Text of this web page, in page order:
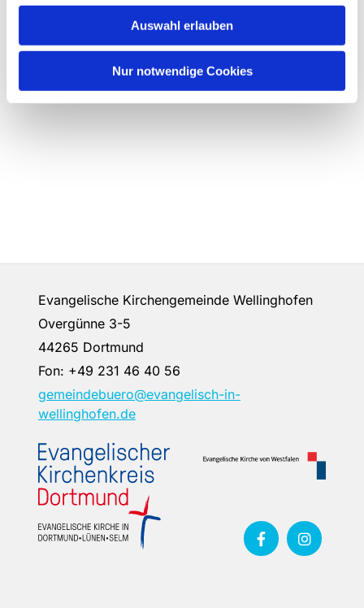
Auswahl erlauben
Nur notwendige Cookies
Evangelische Kirchengemeinde Wellinghofen
Overgünne 3-5
44265 Dortmund
Fon: +49 231 46 40 56
gemeindebuero@evangelisch-in-
wellinghofen.de